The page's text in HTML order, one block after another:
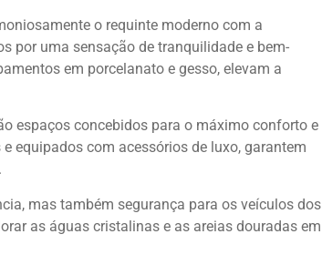
o requinte moderno com a
por uma sensação de tranquilidade e bem-
em porcelanato e gesso, elevam a
espaços concebidos para o máximo conforto e
equipados com acessórios de luxo, garantem
mas também segurança para os veículos dos
as águas cristalinas e as areias douradas em